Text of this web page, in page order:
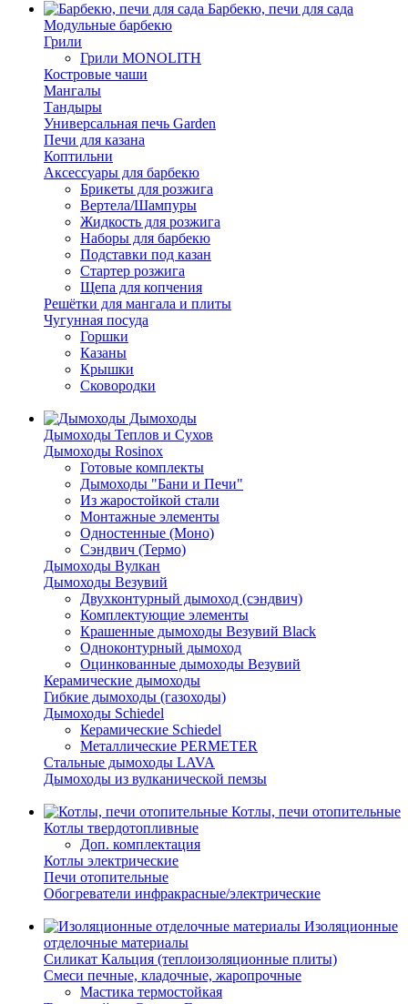
Барбекю, печи для сада
Модульные барбекю
Грили
Грили MONOLITH
Костровые чаши
Мангалы
Тандыры
Универсальная печь Garden
Печи для казана
Коптильни
Аксессуары для барбекю
Брикеты для розжига
Вертела/Шампуры
Жидкость для розжига
Наборы для барбекю
Подставки под казан
Стартер розжига
Щепа для копчения
Решётки для мангала и плиты
Чугунная посуда
Горшки
Казаны
Крышки
Сковородки
Дымоходы
Дымоходы Теплов и Сухов
Дымоходы Rosinox
Готовые комплекты
Дымоходы "Бани и Печи"
Из жаростойкой стали
Монтажные элементы
Одностенные (Моно)
Сэндвич (Термо)
Дымоходы Вулкан
Дымоходы Везувий
Двухконтурный дымоход (сэндвич)
Комплектующие элементы
Крашенные дымоходы Везувий Black
Одноконтурный дымоход
Оцинкованные дымоходы Везувий
Керамические дымоходы
Гибкие дымоходы (газоходы)
Дымоходы Schiedel
Керамические Schiedel
Металлические PERMETER
Стальные дымоходы LAVA
Дымоходы из вулканической пемзы
Котлы, печи отопительные
Котлы твердотопливные
Доп. комплектация
Котлы электрические
Печи отопительные
Обогреватели инфракрасные/электрические
Изоляционные
отделочные материалы
Силикат Кальция (теплоизоляционные плиты)
Смеси печные, кладочные, жаропрочные
Мастика термостойкая